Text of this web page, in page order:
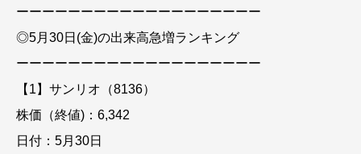
ーーーーーーーーーーーーーーーーーーー
◎5月30日(金)の出来高急増ランキング
ーーーーーーーーーーーーーーーーーーー
【1】サンリオ（8136）
株価（終値)：6,342
日付：5月30日